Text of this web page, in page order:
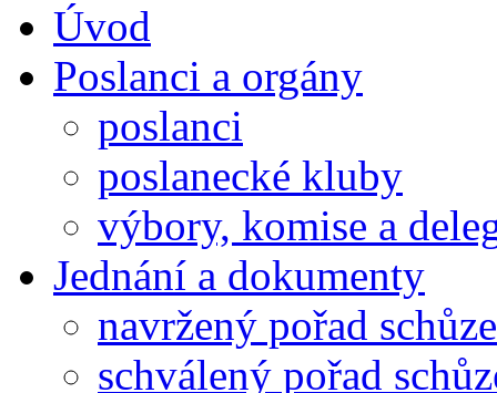
Úvod
Poslanci a orgány
poslanci
poslanecké kluby
výbory, komise a
Jednání a dokumenty
navržený pořad schůze
schválený pořad